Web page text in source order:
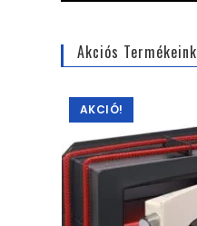
Akciós Termékeink
AKCIÓ!